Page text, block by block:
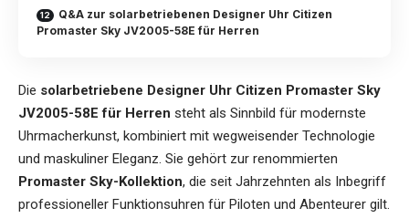
Q&A zur solarbetriebenen Designer Uhr Citizen
Promaster Sky JV2005-58E für Herren
Die solarbetriebene Designer Uhr Citizen Promaster Sky
JV2005-58E für Herren steht als Sinnbild für modernste
Uhrmacherkunst, kombiniert mit wegweisender Technologie
und maskuliner Eleganz. Sie gehört zur renommierten
Promaster Sky-Kollektion, die seit Jahrzehnten als Inbegriff
professioneller Funktionsuhren für Piloten und Abenteurer gilt.